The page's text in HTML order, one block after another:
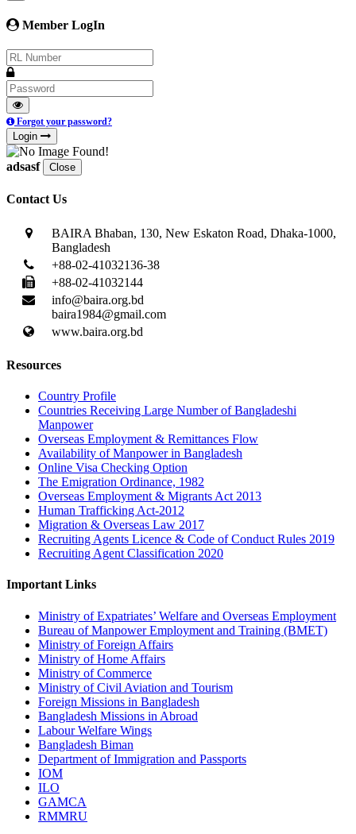
Member LogIn
Forgot your password?
Login
adsasf Close
Contact Us
BAIRA Bhaban, 130, New Eskaton Road, Dhaka-1000,
Bangladesh
+88-02-41032136-38
+88-02-41032144
info@baira.org.bd
baira1984@gmail.com
www.baira.org.bd
Resources
Country Profile
Countries Receiving Large Number of Bangladeshi
Manpower
Overseas Employment & Remittances Flow
Availability of Manpower in Bangladesh
Online Visa Checking Option
The Emigration Ordinance, 1982
Overseas Employment & Migrants Act 2013
Human Trafficking Act-2012
Migration & Overseas Law 2017
Recruiting Agents Licence & Code of Conduct Rules 2019
Recruiting Agent Classification 2020
Important Links
Ministry of Expatriates’ Welfare and Overseas Employment
Bureau of Manpower Employment and Training (BMET)
Ministry of Foreign Affairs
Ministry of Home Affairs
Ministry of Commerce
Ministry of Civil Aviation and Tourism
Foreign Missions in Bangladesh
Bangladesh Missions in Abroad
Labour Welfare Wings
Bangladesh Biman
Department of Immigration and Passports
IOM
ILO
GAMCA
RMMRU